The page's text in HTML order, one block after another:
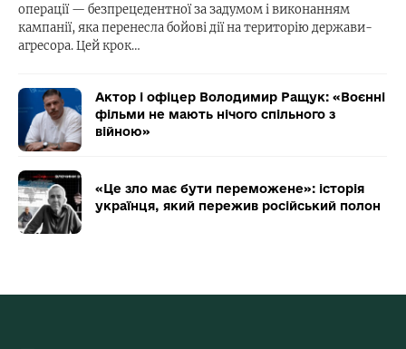
операції — безпрецедентної за задумом і виконанням
кампанії, яка перенесла бойові дії на територію держави-
агресора. Цей крок…
Актор і офіцер Володимир Ращук: «Воєнні
фільми не мають нічого спільного з
війною»
«Це зло має бути переможене»: історія
українця, який пережив російський полон